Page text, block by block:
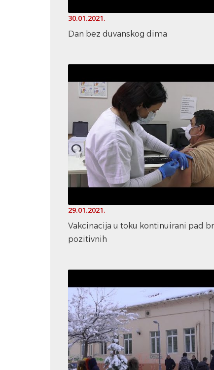
30.01.2021.
Dan bez duvanskog dima
29.01.2021.
Vakcinacija u toku kontinuirani pad
pozitivnih